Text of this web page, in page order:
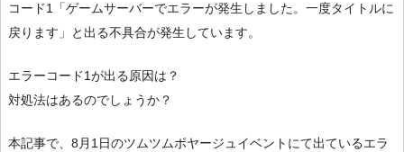
コード1「ゲームサーバーでエラーが発生しました。一度タイトルに
戻ります」と出る不具合が発生しています。
エラーコード1が出る原因は？
対処法はあるのでしょうか？
本記事で、8月1日のツムツムボヤージュイベントにて出ているエラ